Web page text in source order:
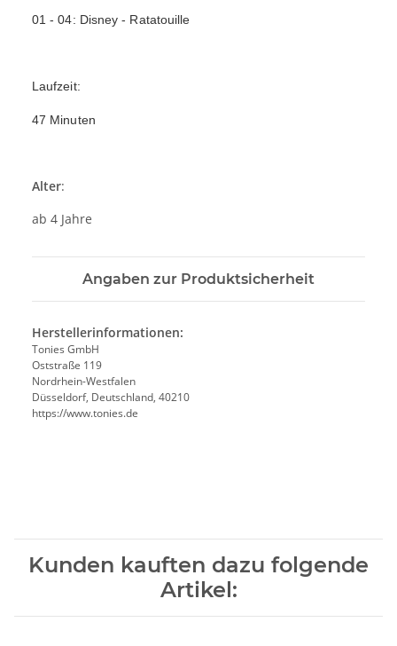
01 - 04: Disney - Ratatouille
Laufzeit:
47 Minuten
Alter:
ab 4 Jahre
Angaben zur Produktsicherheit
Herstellerinformationen:
Tonies GmbH
Oststraße 119
Nordrhein-Westfalen
Düsseldorf, Deutschland, 40210
https://www.tonies.de
Kunden kauften dazu folgende
Artikel: